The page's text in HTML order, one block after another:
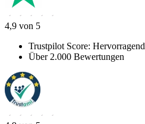
4,9 von 5
Trustpilot Score: Hervorragend
Über 2.000 Bewertungen